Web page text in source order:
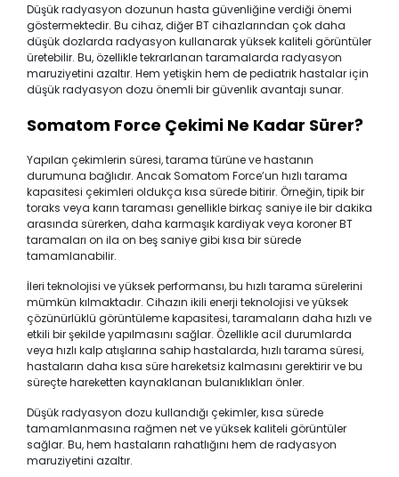
Düşük radyasyon dozunun hasta güvenliğine verdiği önemi
göstermektedir. Bu cihaz, diğer BT cihazlarından çok daha
düşük dozlarda radyasyon kullanarak yüksek kaliteli görüntüler
üretebilir. Bu, özellikle tekrarlanan taramalarda radyasyon
maruziyetini azaltır. Hem yetişkin hem de pediatrik hastalar için
düşük radyasyon dozu önemli bir güvenlik avantajı sunar.
Somatom Force Çekimi Ne Kadar Sürer?
Yapılan çekimlerin süresi, tarama türüne ve hastanın
durumuna bağlıdır. Ancak Somatom Force’un hızlı tarama
kapasitesi çekimleri oldukça kısa sürede bitirir. Örneğin, tipik bir
toraks veya karın taraması genellikle birkaç saniye ile bir dakika
arasında sürerken, daha karmaşık kardiyak veya koroner BT
taramaları on ila on beş saniye gibi kısa bir sürede
tamamlanabilir.
İleri teknolojisi ve yüksek performansı, bu hızlı tarama sürelerini
mümkün kılmaktadır. Cihazın ikili enerji teknolojisi ve yüksek
çözünürlüklü görüntüleme kapasitesi, taramaların daha hızlı ve
etkili bir şekilde yapılmasını sağlar. Özellikle acil durumlarda
veya hızlı kalp atışlarına sahip hastalarda, hızlı tarama süresi,
hastaların daha kısa süre hareketsiz kalmasını gerektirir ve bu
süreçte hareketten kaynaklanan bulanıklıkları önler.
Düşük radyasyon dozu kullandığı çekimler, kısa sürede
tamamlanmasına rağmen net ve yüksek kaliteli görüntüler
sağlar. Bu, hem hastaların rahatlığını hem de radyasyon
maruziyetini azaltır.